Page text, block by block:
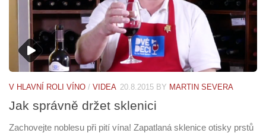
V HLAVNÍ ROLI VÍNO / VIDEA 20.8.2015 BY MARTIN SEVERA
Jak správně držet sklenici
Zachovejte noblesu při pití vína! Zapatlaná sklenice otisky prstů